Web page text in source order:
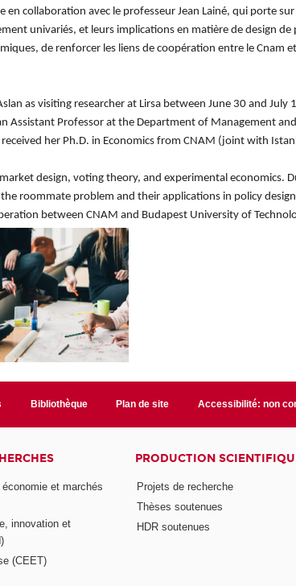
collaboration avec le professeur Jean Lainé, qui porte
univariés, et leurs implications en matière de design de
de renforcer les liens de coopération entre le Cnam
as visiting researcher at Lirsa between June 30 and July
Assistant Professor at the Department of Management
her Ph.D. in Economics from CNAM (joint with
design, voting theory, and experimental economics.
roommate problem and their applications in policy
between CNAM and Budapest University of
Bibliothèque Plan de site Accessibilité: non
et marchés
innovation et
(CEET)
PRODUCTION
Projets de recherche
Thèses soutenues
HDR soutenues